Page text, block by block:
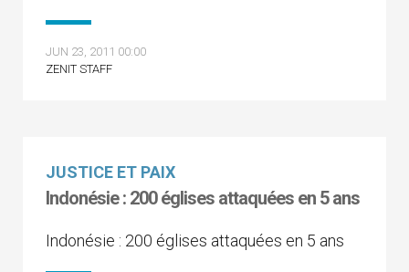
JUN 23, 2011 00:00
ZENIT STAFF
JUSTICE ET PAIX
Indonésie : 200 églises attaquées en 5 ans
Indonésie : 200 églises attaquées en 5 ans